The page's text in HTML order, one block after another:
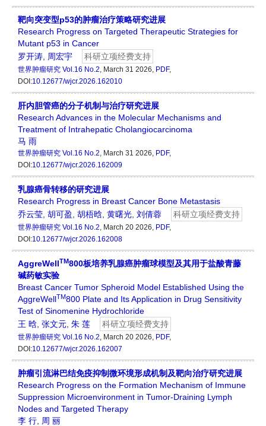
靶向突变型p53的肿瘤治疗策略研究进展
Research Progress on Targeted Therapeutic Strategies for
Mutant p53 in Cancer
罗开涛
周宏宇 科研立项经费支持
世界肿瘤研究 Vol.16 No.2, March 31 2026, PDF,
DOI:10.12677/wjcr.2026.162010
肝内胆管癌的分子机制与治疗研究进展
Research Advances in the Molecular Mechanisms and
Treatment of Intrahepatic Cholangiocarcinoma
马 雨
世界肿瘤研究 Vol.16 No.2, March 31 2026, PDF,
DOI:10.12677/wjcr.2026.162009
乳腺癌骨转移的研究进展
Research Progress in Breast Cancer Bone Metastasis
乔云莹 胡可盈 胡梧晗 黄曙光 刘倩蓉 科研立项经费支持
世界肿瘤研究 Vol.16 No.2, March 20 2026, PDF,
DOI:10.12677/wjcr.2026.162008
AggreWellTM800板培养乳腺癌肿瘤球模型及其用于盐酸青藤
碱药敏实验
Breast Cancer Tumor Spheroid Model Established Using the
AggreWellTM800 Plate and Its Application in Drug Sensitivity
Test of Sinomenine Hydrochloride
王 晗 张文元 朱 莲 科研立项经费支持
世界肿瘤研究 Vol.16 No.2, March 20 2026, PDF,
DOI:10.12677/wjcr.2026.162007
肿瘤引流淋巴结免疫抑制微环境形成机制及靶向治疗研究进展
Research Progress on the Formation Mechanism of Immune
Suppression Microenvironment in Tumor-Draining Lymph
Nodes and Targeted Therapy
李 行
周 丽